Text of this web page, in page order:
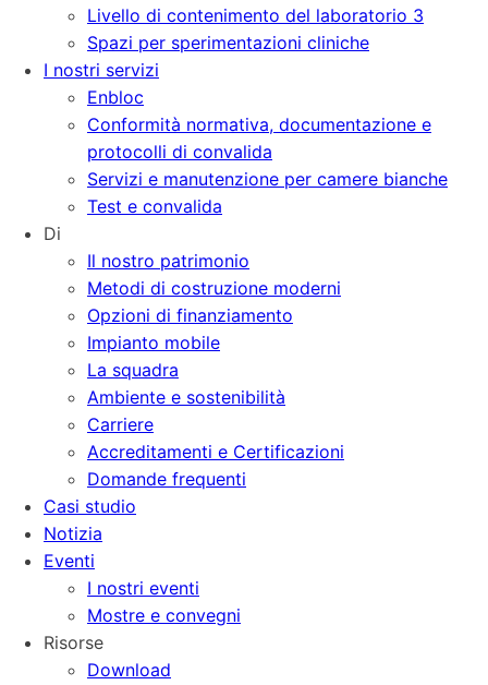
Livello di contenimento del laboratorio 3
Spazi per sperimentazioni cliniche
I nostri servizi
Enbloc
Conformità normativa, documentazione e
protocolli di convalida
Servizi e manutenzione per camere bianche
Test e convalida
Di
Il nostro patrimonio
Metodi di costruzione moderni
Opzioni di finanziamento
Impianto mobile
La squadra
Ambiente e sostenibilità
Carriere
Accreditamenti e Certificazioni
Domande frequenti
Casi studio
Notizia
Eventi
I nostri eventi
Mostre e convegni
Risorse
Download